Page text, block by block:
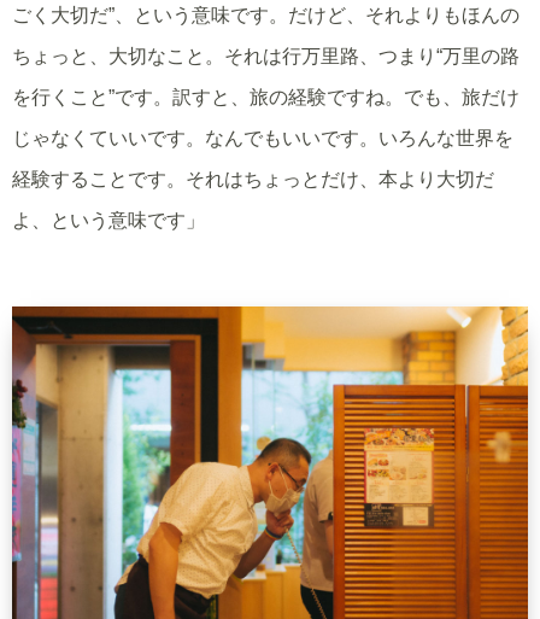
ごく大切だ”、という意味です。だけど、それよりもほんの
ちょっと、大切なこと。それは行万里路、つまり“万里の路
を行くこと”です。訳すと、旅の経験ですね。でも、旅だけ
じゃなくていいです。なんでもいいです。いろんな世界を
経験することです。それはちょっとだけ、本より大切だ
よ、という意味です」